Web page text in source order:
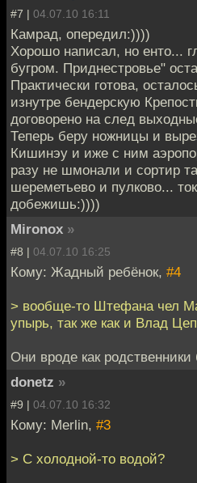
#7 | 04.07.10 16:11
Камрад, опередил:))))
Хорошо написал, но енто...
бугром. Приднестровье"
Практически готова,
изнутре бендерскую
договорено на след
Теперь беру ножницы и
Кишинэу и иже с ним
разу не шмонали и сортир
шереметьево и пулково...
добежишь:))))
Mironox »
#8 | 04.07.10 16:25
Кому: Жадный ребёнок, #4
> вообще-то Штефана чел
упырь, так же как и Влад
Они вроде как
donetz »
#9 | 04.07.10 16:32
Кому: Merlin, #3
> С холодной-то водой?